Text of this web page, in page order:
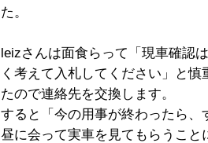
た。
leizさんは面食らって「現車確認
く考えて入札してください」と
たので連絡先を交換します。
すると「今の用事が終わったら
昼に会って実車を見てもらうこと